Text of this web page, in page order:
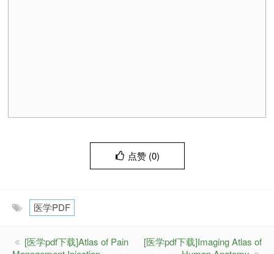
点赞 (0)
医学PDF
[医学pdf下载]Atlas of Pain
[医学pdf下载]Imaging Atlas of